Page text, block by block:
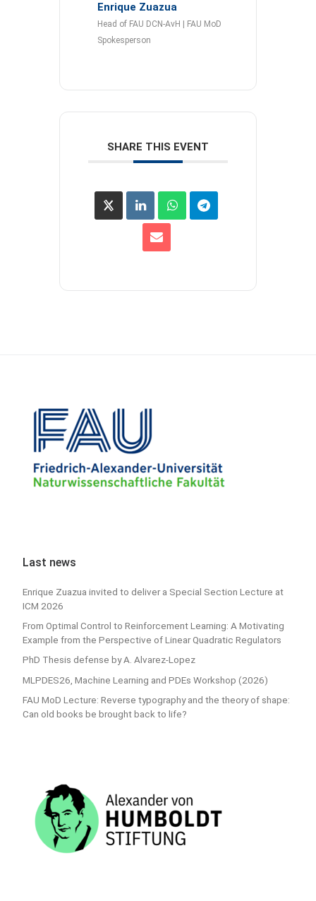
Enrique Zuazua
Head of FAU DCN-AvH | FAU MoD
Spokesperson
SHARE THIS EVENT
Last news
Enrique Zuazua invited to deliver a Special Section Lecture at
ICM 2026
From Optimal Control to Reinforcement Learning: A Motivating
Example from the Perspective of Linear Quadratic Regulators
PhD Thesis defense by A. Alvarez-Lopez
MLPDES26, Machine Learning and PDEs Workshop (2026)
FAU MoD Lecture: Reverse typography and the theory of shape:
Can old books be brought back to life?